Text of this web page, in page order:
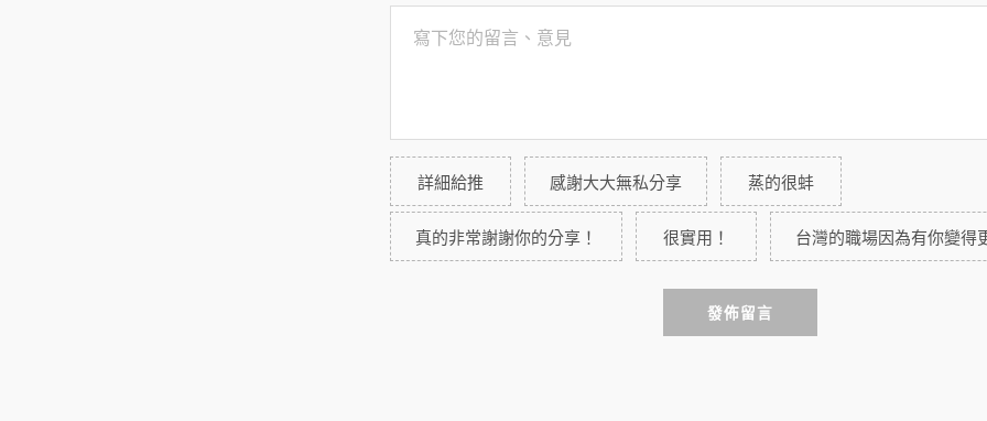
詳細給推 感謝大大無私分享 蒸的很蚌
真的非常謝謝你的分享！ 很實用！ 台灣的職場因為有你變得
發佈留言